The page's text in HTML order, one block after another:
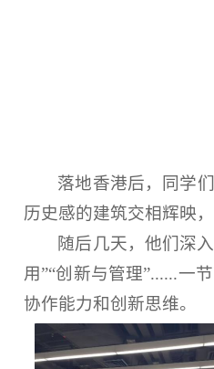
落地香港后，同学
历史感的建筑交相辉映
随后几天，他们深
用”“创新与管理”......一
协作能力和创新思维。